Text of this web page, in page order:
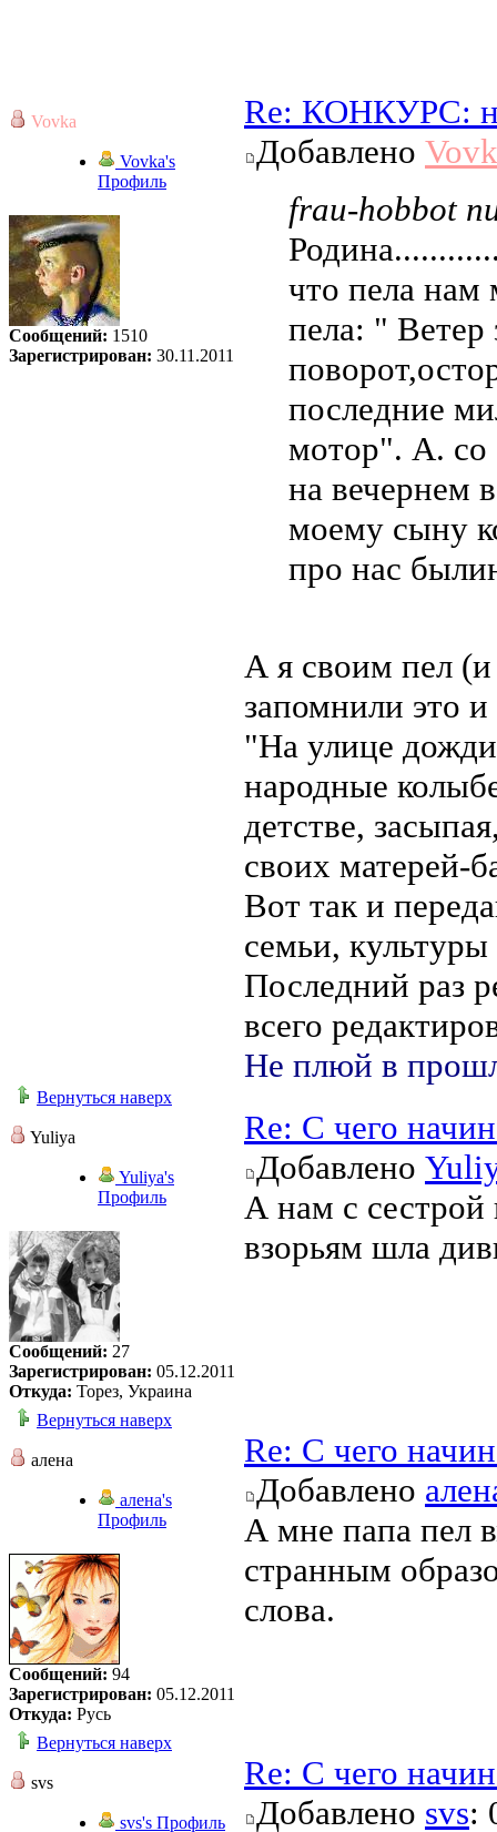
Vovka
Vovka's
Профиль
Сообщений: 1510
Зарегистрирован: 30.11.2011
Re: КОНКУРС:
Добавлено
frau-hobbot
что пела
пела: "
последние
мотор". А. со
на вечернем
моему сыну
про нас
А я своим пел (и
запомнили это
"На улице
народные
детстве,
своих матерей-
Вот так и
семьи, культуры
Последний раз
всего
Не плюй в
Вернуться наверх
Yuliya
Yuliya's
Профиль
Сообщений: 27
Зарегистрирован: 05.12.2011
Откуда: Торез, Украина
Re: С чего
Добавлено
А нам с сестрой
взорьям шла
Вернуться наверх
алена
алена's
Профиль
Сообщений: 94
Зарегистрирован: 05.12.2011
Откуда: Русь
Re: С чего
Добавлено
А мне папа пел
странным
слова.
Вернуться наверх
svs
svs's Профиль
Re: С чего
Добавлено svs: